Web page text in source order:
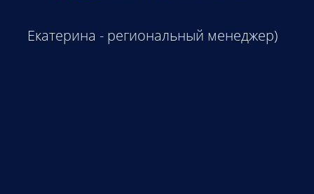
Екатерина - региональный менеджер)